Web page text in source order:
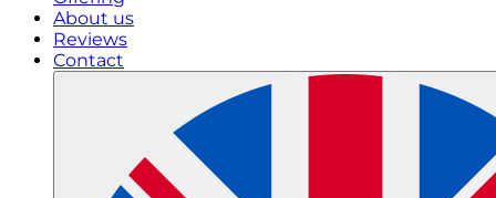
About us
Reviews
Contact